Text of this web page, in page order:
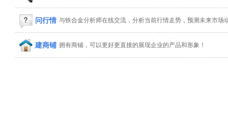
问行情 与铁合金分析师在线交流，分析当前行情走势，预测未来市场
建商铺 拥有商铺，可以更好更直接的展现企业的产品和形象！